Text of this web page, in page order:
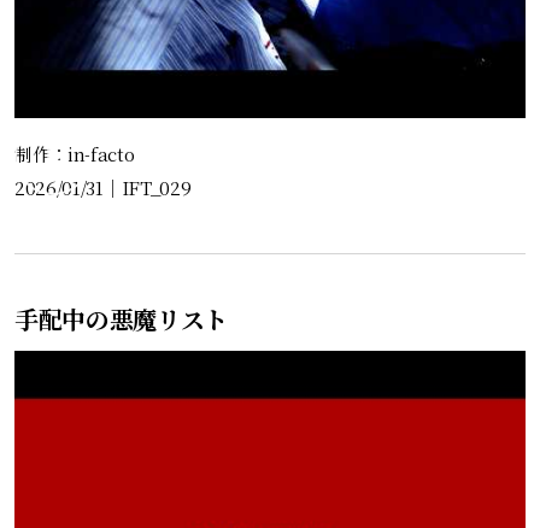
制作：in-facto
2026/01/31 ｜ IFT_029
手配中の悪魔リスト